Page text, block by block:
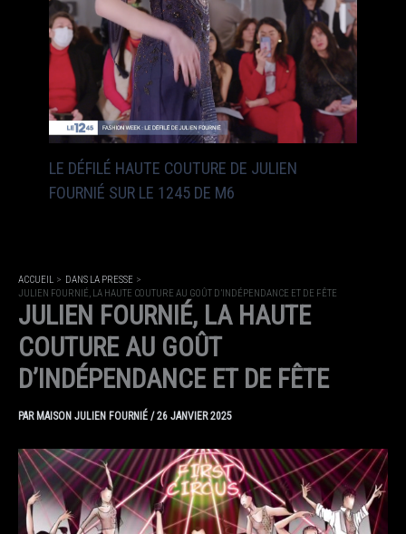
LE DÉFILÉ HAUTE COUTURE DE JULIEN
FOURNIÉ SUR LE 1245 DE M6
ACCUEIL
DANS LA PRESSE
JULIEN FOURNIÉ, LA HAUTE COUTURE AU GOÛT D’INDÉPENDANCE ET DE FÊTE
JULIEN FOURNIÉ, LA HAUTE
COUTURE AU GOÛT
D’INDÉPENDANCE ET DE FÊTE
PAR MAISON JULIEN FOURNIÉ /26 JANVIER 2025